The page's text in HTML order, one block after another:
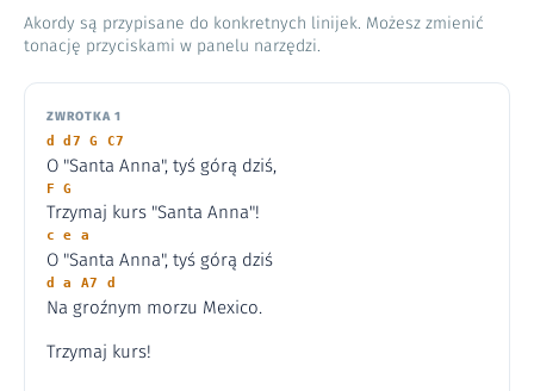
Akordy są przypisane do konkretnych linijek. Możesz zmienić
tonację przyciskami w panelu narzędzi.
ZWROTKA 1
d d7 G C7
O "Santa Anna", tyś górą dziś,
F G
Trzymaj kurs "Santa Anna"!
c e a
O "Santa Anna", tyś górą dziś
d a A7 d
Na groźnym morzu Mexico.
Trzymaj kurs!